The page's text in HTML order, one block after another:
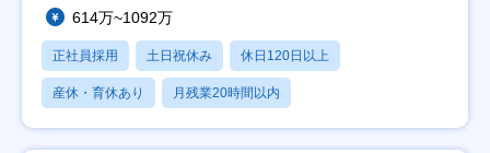
614万~1092万
正社員採用 土日祝休み 休日120日以上
産休・育休あり 月残業20時間以内